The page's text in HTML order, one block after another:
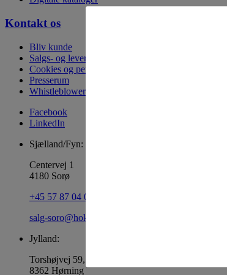
Kontakt os
Bliv kunde
Salgs- og leveringsbetingelser
Cookies og persondata
Presserum
Whistleblowerordning
Facebook
LinkedIn
Sjælland/Fyn:
Centervej 1
4180 Sorø
+45 57 87 04 00
salg-soro@hoka.dk
Jylland:
Torshøjvej 59, Kolt
8362 Hørning